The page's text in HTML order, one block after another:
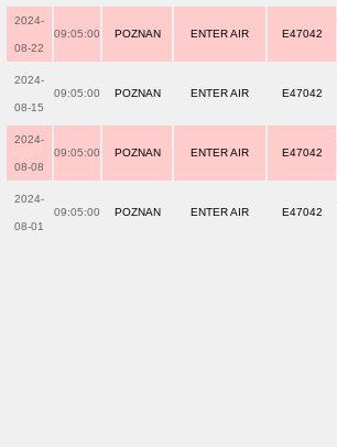
2024-
08-22
09:05:00 POZNAN ENTER AIR E47042
2024-
08-15
09:05:00 POZNAN ENTER AIR E47042
2024-
08-08
09:05:00 POZNAN ENTER AIR E47042
2024-
08-01
09:05:00 POZNAN ENTER AIR E47042